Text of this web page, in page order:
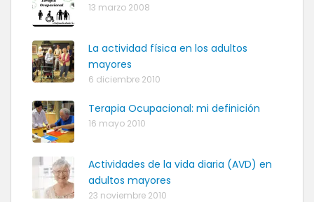
13 marzo 2008
La actividad física en los adultos
mayores
6 diciembre 2010
Terapia Ocupacional: mi definición
16 mayo 2010
Actividades de la vida diaria (AVD) en
adultos mayores
23 noviembre 2010